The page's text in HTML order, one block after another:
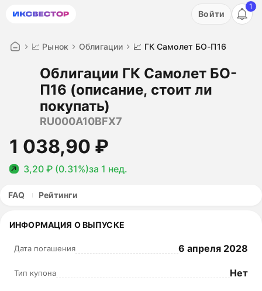
Акция: бесплатный пробный период на 3 дня!
Войти
1
📈 Рынок Облигации 📈 ГК Самолет БО-П16
Облигации ГК Самолет БО-
П16 (описание, стоит ли
покупать)
RU000A10BFX7
1 038,90 ₽
3,20 ₽ (0.31%)за 1 нед.
FAQ Рейтинги
ИНФОРМАЦИЯ О ВЫПУСКЕ
Дата погашения 6 апреля 2028
Тип купона Нет